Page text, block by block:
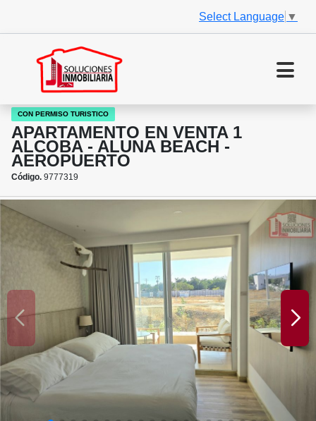
Select Language ▼
CON PERMISO TURISTICO
APARTAMENTO EN VENTA 1
ALCOBA - ALUNA BEACH -
AEROPUERTO
Código. 9777319